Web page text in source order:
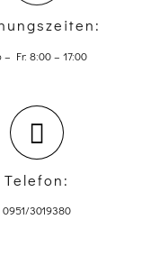
– Fr: 8:00 – 17:00
Telefon:
0951/3019380